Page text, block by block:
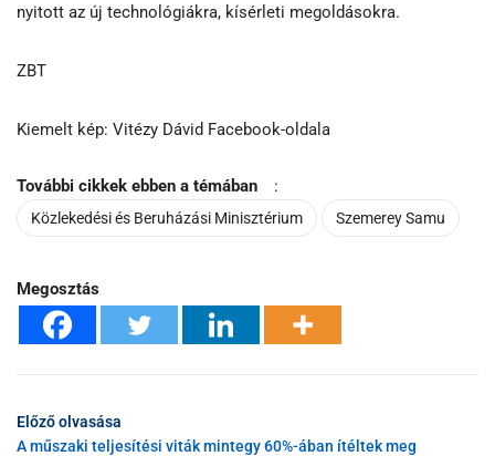
nyitott az új technológiákra, kísérleti megoldásokra.
ZBT
Kiemelt kép: Vitézy Dávid Facebook-oldala
További cikkek ebben a témában :
Közlekedési és Beruházási Minisztérium Szemerey Samu
Megosztás
Előző olvasása
A műszaki teljesítési viták mintegy 60%-ában ítéltek meg